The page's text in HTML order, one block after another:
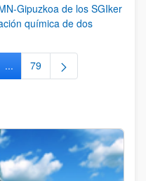
Gipuzkoa de los SGIker
química de dos
...Páginas intermedias Use TAB
Página
79